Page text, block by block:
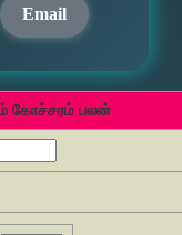
Email
கோச்சரம் பலன்